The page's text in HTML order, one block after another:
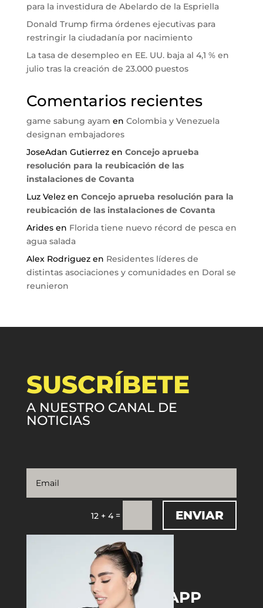
para la investidura de Abelardo de la Espriella
Donald Trump firma órdenes ejecutivas para
restringir la ciudadanía por nacimiento
La tasa de desempleo en EE. UU. baja al 4,1 % en
julio tras la creación de 23.000 puestos
Comentarios recientes
game sabung ayam en Colombia y Venezuela
designan embajadores
JoseAdan Gutierrezen Concejo aprueba
resolución para la reubicación de las
instalaciones de Covanta
Luz Velezen Concejo aprueba resolución para la
reubicación de las instalaciones de Covanta
Aridesen Florida tiene nuevo récord de pesca en
agua salada
Alex Rodriguezen Residentes líderes de
distintas asociaciones y comunidades en Doral se
reunieron
SUSCRÍBETE
A NUESTRO CANAL DE
NOTICIAS
12 + 4= ENVIAR
DOWNLOAD THE APP